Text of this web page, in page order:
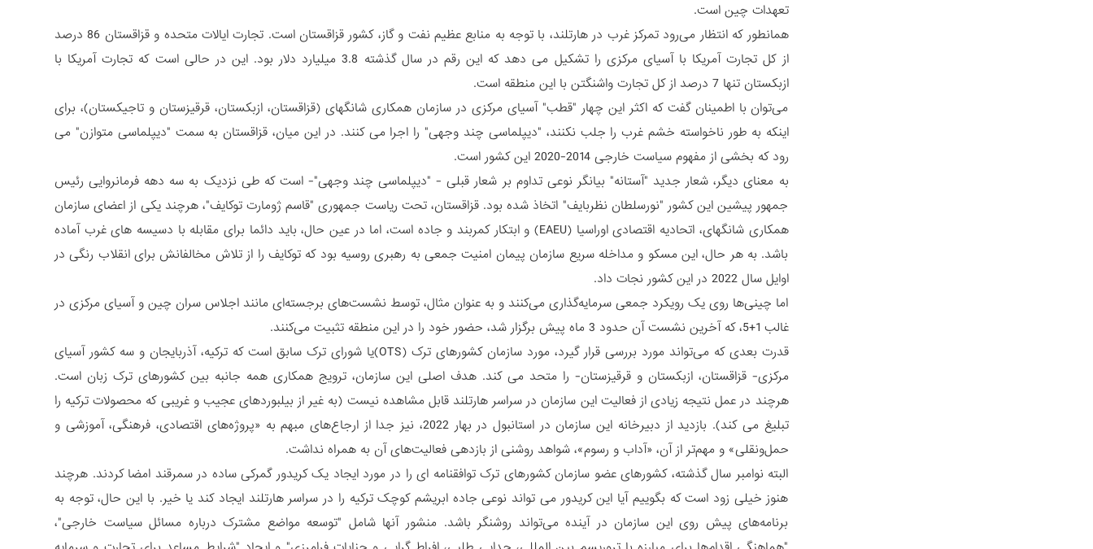
تعهدات چین است.
همانطور که انتظار می‌رود تمرکز غرب در هارتلند، با توجه به منابع عظیم نفت و گاز، کشور قزاقستان است. تجارت ایالات متحده و قزاقستان 86 درصد
از کل تجارت آمریکا با آسیای مرکزی را تشکیل می دهد که این رقم در سال گذشته 3.8 میلیارد دلار بود. این در حالی است که تجارت آمریکا با
ازبکستان تنها 7 درصد از کل تجارت واشنگتن با این منطقه است.
می‌توان با اطمینان گفت که اکثر این چهار "قطب" آسیای مرکزی در سازمان همکاری شانگهای (قزاقستان، ازبکستان، قرقیزستان و تاجیکستان)، برای
اینکه به طور ناخواسته خشم غرب را جلب نکنند، "دیپلماسی چند وجهی" را اجرا می کنند. در این میان، قزاقستان به سمت "دیپلماسی متوازن" می
رود که بخشی از مفهوم سیاست خارجی 2014-2020 این کشور است.
به معنای دیگر، شعار جدید "آستانه" بیانگر نوعی تداوم بر شعار قبلی - "دیپلماسی چند وجهی"- است که طی نزدیک به سه دهه فرمانروایی رئیس
جمهور پیشین این کشور "نورسلطان نظربایف" اتخاذ شده بود. قزاقستان، تحت ریاست جمهوری "قاسم ژومارت توکایف"، هرچند یکی از اعضای سازمان
همکاری شانگهای، اتحادیه اقتصادی اوراسیا (EAEU) و ابتکار کمربند و جاده است، اما در عین حال، باید دائما برای مقابله با دسیسه های غرب آماده
باشد. به هر حال، این مسکو و مداخله سریع سازمان پیمان امنیت جمعی به رهبری روسیه بود که توکایف را از تلاش مخالفانش برای انقلاب رنگی در
اوایل سال 2022 در این کشور نجات داد.
اما چینی‌ها روی یک رویکرد جمعی سرمایه‌گذاری می‌کنند و به عنوان مثال، توسط نشست‌های برجسته‌ای مانند اجلاس سران چین و آسیای مرکزی در
غالب 1+5، که آخرین نشست آن حدود 3 ماه پیش برگزار شد، حضور خود را در این منطقه تثبیت می‌کنند.
قدرت بعدی که می‌تواند مورد بررسی قرار گیرد، مورد سازمان کشورهای ترک (OTS)یا شورای ترک سابق است که ترکیه، آذربایجان و سه کشور آسیای
مرکزی- قزاقستان، ازبکستان و قرقیزستان- را متحد می کند. هدف اصلی این سازمان، ترویج همکاری همه جانبه بین کشورهای ترک زبان است.
هرچند در عمل نتیجه زیادی از فعالیت این سازمان در سراسر هارتلند قابل مشاهده نیست (به غیر از بیلبوردهای عجیب و غریبی که محصولات ترکیه را
تبلیغ می کند). بازدید از دبیرخانه این سازمان در استانبول در بهار 2022، نیز جدا از ارجاع‌های مبهم به «پروژه‌های اقتصادی، فرهنگی، آموزشی و
حمل‌ونقلی» و مهم‌تر از آن، «آداب و رسوم»، شواهد روشنی از بازدهی فعالیت‌های آن به همراه نداشت.
البته نوامبر سال گذشته، کشورهای عضو سازمان کشورهای ترک توافقنامه ای را در مورد ایجاد یک کریدور گمرکی ساده در سمرقند امضا کردند. هرچند
هنوز خیلی زود است که بگوییم آیا این کریدور می تواند نوعی جاده ابریشم کوچک ترکیه را در سراسر هارتلند ایجاد کند یا خیر. با این حال، توجه به
برنامه‌های پیش روی این سازمان در آینده می‌تواند روشنگر باشد. منشور آنها شامل "توسعه مواضع مشترک درباره مسائل سیاست خارجی"،